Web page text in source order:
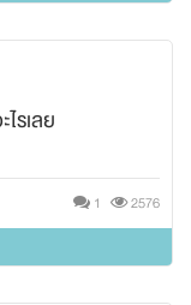
รเลย
1 2576